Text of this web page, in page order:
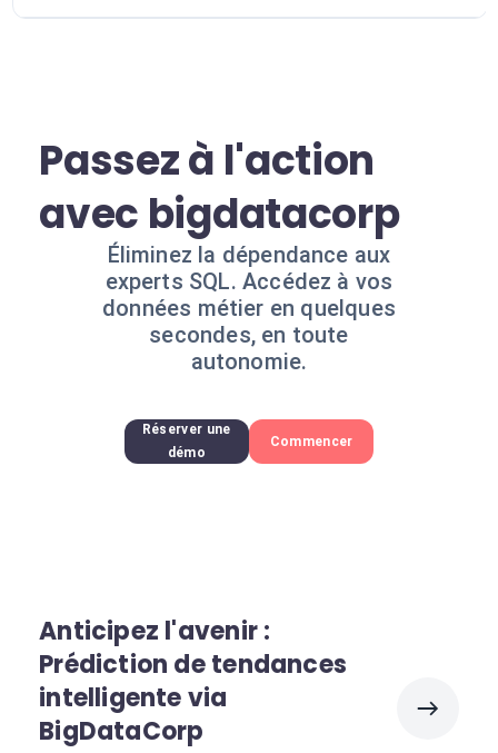
Passez à l'action
avec bigdatacorp
Éliminez la dépendance aux
experts SQL. Accédez à vos
données métier en quelques
secondes, en toute
autonomie.
Réserver une
démo
Commencer
Anticipez l'avenir :
Prédiction de tendances
intelligente via
BigDataCorp